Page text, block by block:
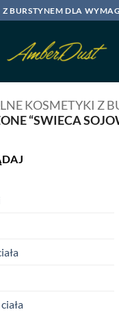
Z BURSTYNEM DLA
KOSMETYKI Z
“SWIECA